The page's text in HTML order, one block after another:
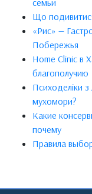
семьи
Що
«Рис» —
Побережья
Home Clinic в
благополучию
Психоделіки з
мухомори?
Какие
почему
Правила